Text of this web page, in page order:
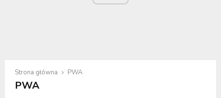
Strona główna PWA
PWA